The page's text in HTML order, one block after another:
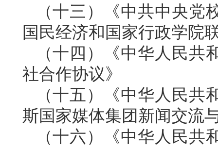
（十三）《中共中央
国民经济和国家行政学院
（十四）《中华人民
社合作协议》
（十五）《中华人民
斯国家媒体集团新闻交流
（十六）《中华人民